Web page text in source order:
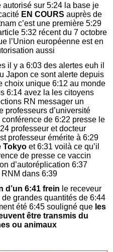
sur 5:24 la base je
EN COURS auprès de
c’est une première 5:29
5:32 récent du 7 octobre
l’Union européenne est en
aussi
il y a 6:03 des alertes euh il
Japon ce sont alerte depuis
choix unique 6:12 au monde
6:14 avez la les citoyens
RN messager un
professeurs d’université
de 6:22 presse le
professeur et docteur
professeur émérite à 6:29
Tokyo et 6:31 voilà ce qu’il
de presse ce vaccin
d’autoréplication 6:37
dans 6:39
d’un 6:41 frein le receveur
grandes quantités de 6:44
été 6:45 souligné que les
être transmis du
ou animaux